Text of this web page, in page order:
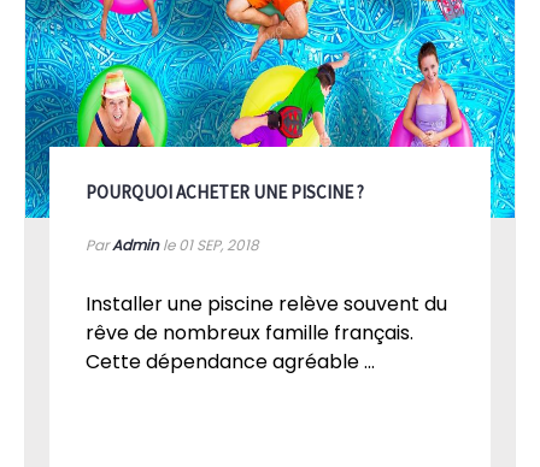
POURQUOI ACHETER UNE PISCINE ?
ParAdminle 01SEP, 2018
Installer une piscine relève souvent du
rêve de nombreux famille français.
Cette dépendance agréable ...